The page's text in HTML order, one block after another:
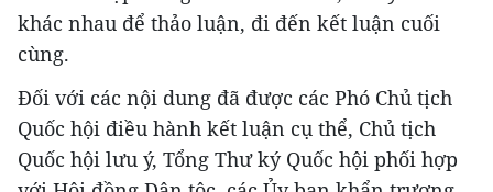
khác nhau để thảo luận, đi đến kết luận cuối
cùng.
Đối với các nội dung đã được các Phó Chủ tịch
Quốc hội điều hành kết luận cụ thể, Chủ tịch
Quốc hội lưu ý, Tổng Thư ký Quốc hội phối hợp